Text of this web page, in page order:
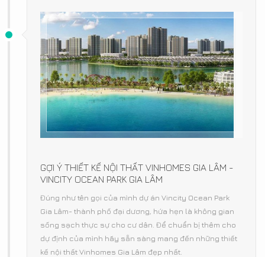
GỢI Ý THIẾT KẾ NỘI THẤT VINHOMES GIA LÂM -
VINCITY OCEAN PARK GIA LÂM
Đúng như tên gọi của mình dự án Vincity Ocean Park
Gia Lâm- thành phố đại dương, hứa hẹn là không gian
sống sạch thực sự cho cư dân. Để chuẩn bị thêm cho
dự định của mình hãy sẵn sàng mang đến những thiết
kế nội thất Vinhomes Gia Lâm đẹp nhất.